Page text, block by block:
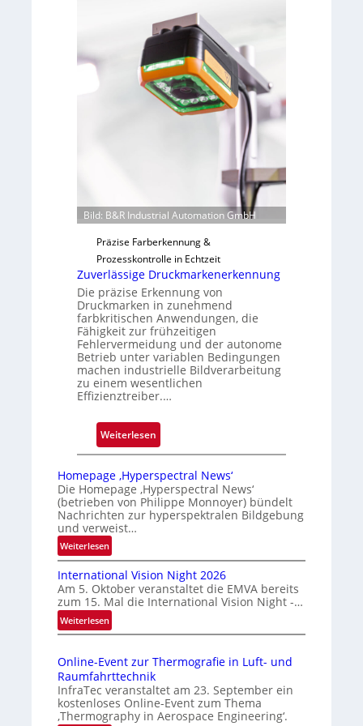
o
H
a
i
b
u
t
F
n
u
Bild: B&R Industrial Automation GmbH
Präzise Farberkennung &
Prozesskontrolle in Echtzeit
Zuverlässige Druckmarkenerkennung
Die präzise Erkennung von
Druckmarken in zunehmend
farbkritischen Anwendungen, die
Fähigkeit zur frühzeitigen
Fehlervermeidung und der autonome
Betrieb unter variablen Bedingungen
machen industrielle Bildverarbeitung
zu einem wesentlichen
Effizienztreiber.…
Weiterlesen:
Z
v
e
r
s
s
i
e
D
r
u
c
k
Homepage ‚Hyperspectral News‘
Die Homepage ‚Hyperspectral News‘
(betrieben von Philippe Monnoyer) bündelt
Nachrichten zur hyperspektralen Bildgebung
und verweist…
Weiterlesen:
H
o
m
e
p
a
e
‚
H
y
International Vision Night 2026
Am 5. Oktober veranstaltet die EMVA bereits
zum 15. Mal die International Vision Night -…
Weiterlesen:
I
t
e
r
n
Online-Event zur Thermografie in Luft- und
Raumfahrttechnik
InfraTec veranstaltet am 23. September ein
kostenloses Online-Event zum Thema
‚Thermography in Aerospace Engineering‘.